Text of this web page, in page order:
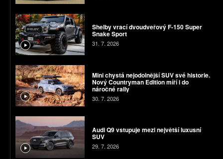
Shelby vrací dvoudveřový F-150 Super
Snake Sport
31. 7. 2026
Mini chystá nejodolnější SUV své historie.
Nový Countryman Edition míří i do
náročné rally
30. 7. 2026
Audi Q9 vstupuje mezi největší luxusní
SUV
29. 7. 2026